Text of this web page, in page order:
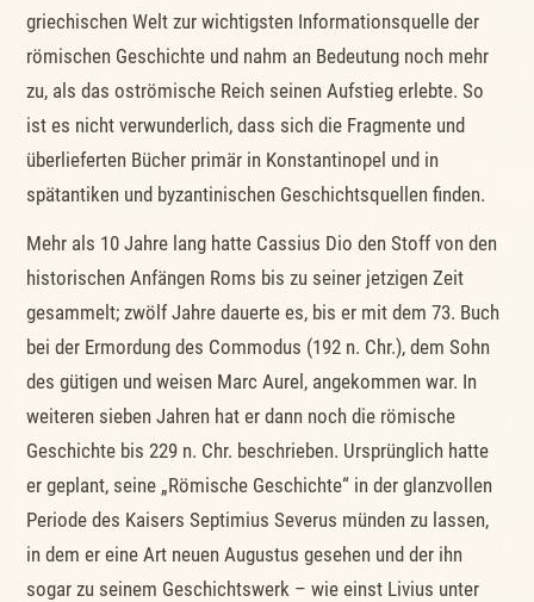
griechischen Welt zur wichtigsten Informationsquelle der
römischen Geschichte und nahm an Bedeutung noch mehr
zu, als das oströmische Reich seinen Aufstieg erlebte. So
ist es nicht verwunderlich, dass sich die Fragmente und
überlieferten Bücher primär in Konstantinopel und in
spätantiken und byzantinischen Geschichtsquellen finden.
Mehr als 10 Jahre lang hatte Cassius Dio den Stoff von den
historischen Anfängen Roms bis zu seiner jetzigen Zeit
gesammelt; zwölf Jahre dauerte es, bis er mit dem 73. Buch
bei der Ermordung des Commodus (192 n. Chr.), dem Sohn
des gütigen und weisen Marc Aurel, angekommen war. In
weiteren sieben Jahren hat er dann noch die römische
Geschichte bis 229 n. Chr. beschrieben. Ursprünglich hatte
er geplant, seine „Römische Geschichte“ in der glanzvollen
Periode des Kaisers Septimius Severus münden zu lassen,
in dem er eine Art neuen Augustus gesehen und der ihn
sogar zu seinem Geschichtswerk – wie einst Livius unter